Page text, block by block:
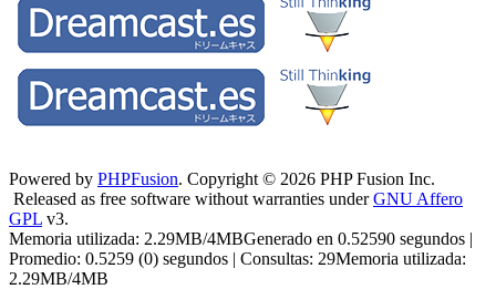
Powered by PHPFusion. Copyright © 2026 PHP Fusion Inc.
Released as free software without warranties underGNU Affero
GPL v3.
Memoria utilizada: 2.29MB/4MBGenerado en 0.52590 segundos |
Promedio: 0.5259 (0) segundos | Consultas: 29Memoria utilizada:
2.29MB/4MB